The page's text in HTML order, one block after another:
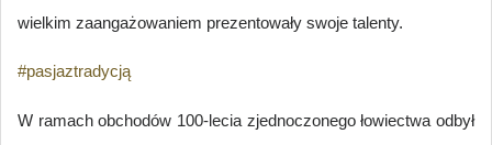
wielkim zaangażowaniem prezentowały swoje talenty.
#pasjaztradycją
W ramach obchodów 100-lecia zjednoczonego łowiectwa odbył